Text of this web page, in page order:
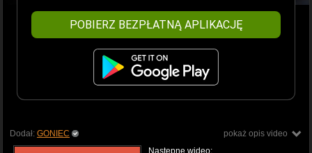
POBIERZ BEZPŁATNĄ APLIKACJĘ
pokaż opis video
Dodał: GONIEC
Następne wideo: